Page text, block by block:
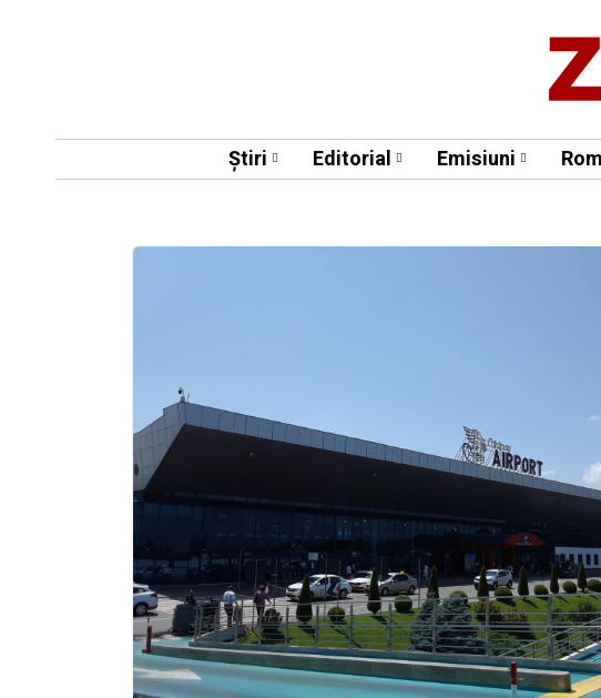
Știri Editorial Emisiuni